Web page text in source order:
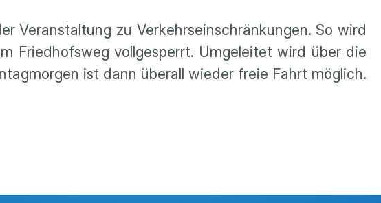
Veranstaltung zu Verkehrseinschränkungen. So wird
Friedhofsweg vollgesperrt. Umgeleitet wird über die
ist dann überall wieder freie Fahrt möglich.